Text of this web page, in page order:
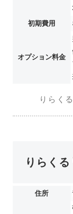
初期費用
オプション料金
りらく
りらくる
住所